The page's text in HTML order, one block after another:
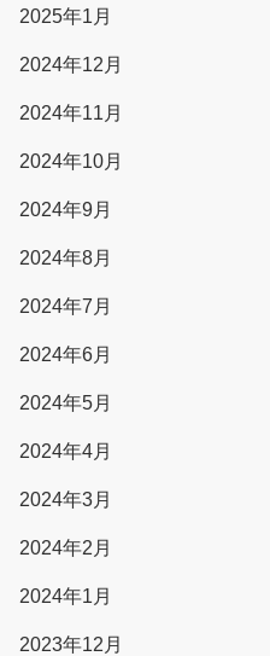
2025年1月
2024年12月
2024年11月
2024年10月
2024年9月
2024年8月
2024年7月
2024年6月
2024年5月
2024年4月
2024年3月
2024年2月
2024年1月
2023年12月